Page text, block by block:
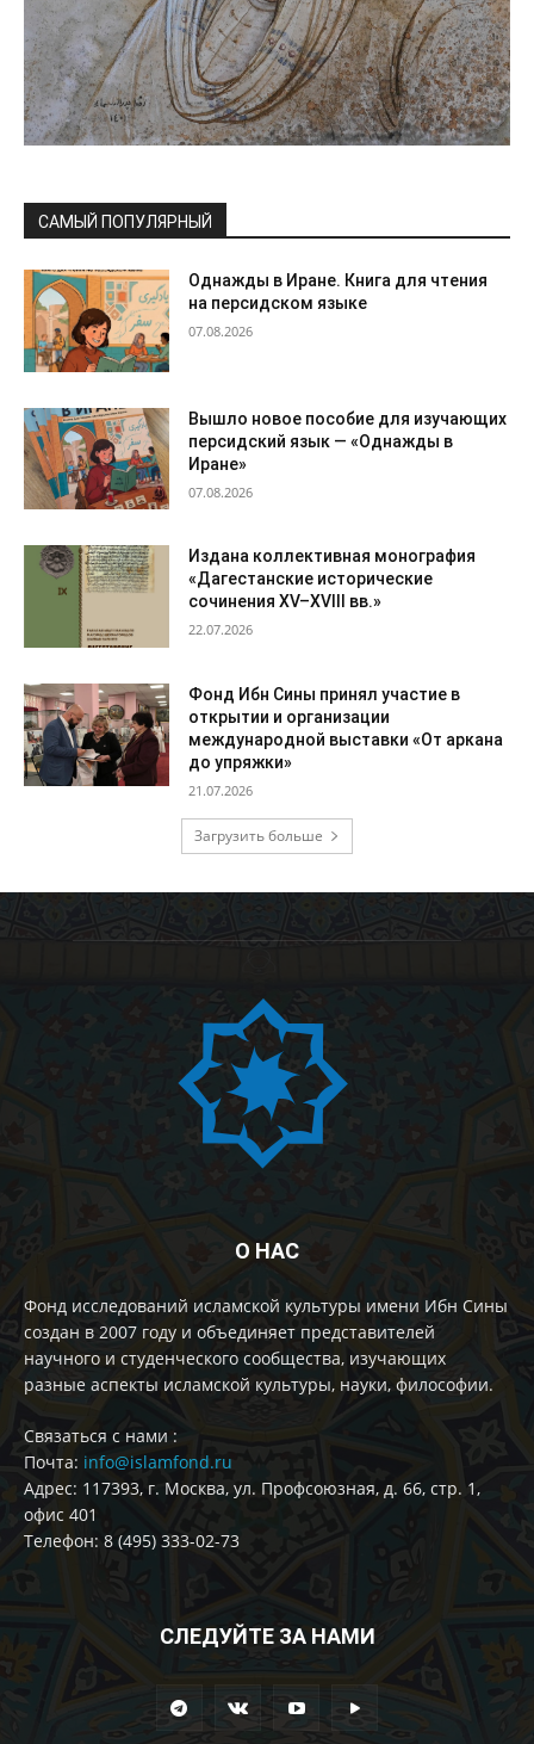
САМЫЙ ПОПУЛЯРНЫЙ
Однажды в Иране. Книга для чтения
на персидском языке
07.08.2026
Вышло новое пособие для изучающих
персидский язык — «Однажды в
Иране»
07.08.2026
Издана коллективная монография
«Дагестанские исторические
сочинения XV–XVIII вв.»
22.07.2026
Фонд Ибн Сины принял участие в
открытии и организации
международной выставки «От аркана
до упряжки»
21.07.2026
Загрузить больше
О НАС
Фонд исследований исламской культуры имени Ибн Сины
создан в 2007 году и объединяет представителей
научного и студенческого сообщества, изучающих
разные аспекты исламской культуры, науки, философии.
Cвязаться с нами :
Почта: info@islamfond.ru
Адрес: 117393, г. Москва, ул. Профсоюзная, д. 66, стр. 1,
офис 401
Телефон: 8 (495) 333-02-73
СЛЕДУЙТЕ ЗА НАМИ